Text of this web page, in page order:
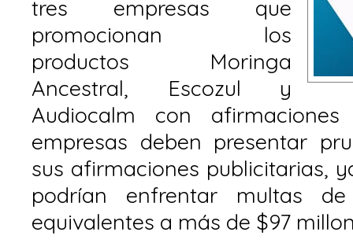
tres empresas que
promocionan los
productos Moringa
Ancestral, Escozul y
Audiocalm con afirmaciones
empresas deben presentar
sus afirmaciones publicitarias,
podrían enfrentar multas
equivalentes a más de $97